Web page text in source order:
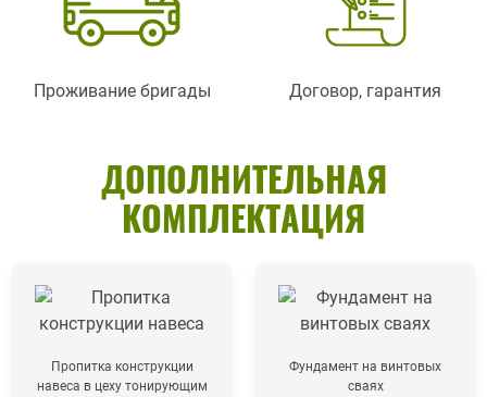
Проживание бригады Договор, гарантия
ДОПОЛНИТЕЛЬНАЯ
КОМПЛЕКТАЦИЯ
Пропитка конструкции
навеса в цеху тонирующим
Фундамент на винтовых
сваях